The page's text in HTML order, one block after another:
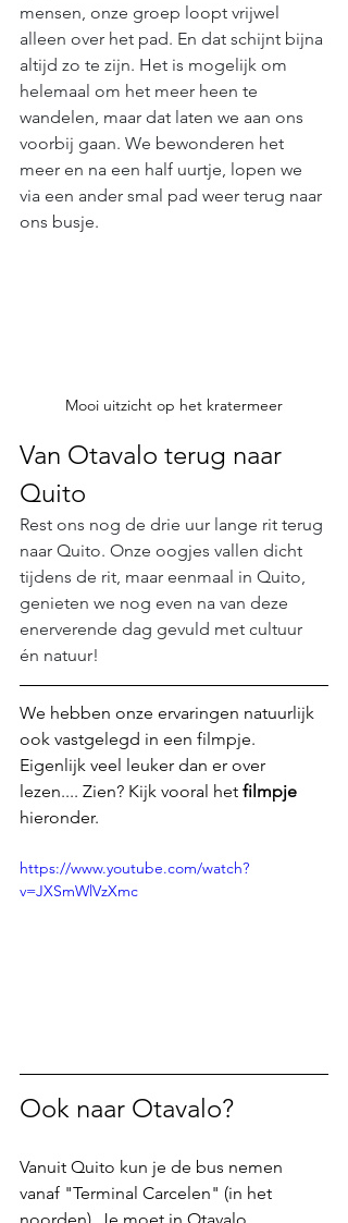
mensen, onze groep loopt vrijwel
alleen over het pad. En dat schijnt bijna
altijd zo te zijn. Het is mogelijk om
helemaal om het meer heen te
wandelen, maar dat laten we aan ons
voorbij gaan. We bewonderen het
meer en na een half uurtje, lopen we
via een ander smal pad weer terug naar
ons busje.
Mooi uitzicht op het kratermeer
Van Otavalo terug naar
Quito
Rest ons nog de drie uur lange rit terug
naar Quito. Onze oogjes vallen dicht
tijdens de rit, maar eenmaal in Quito,
genieten we nog even na van deze
enerverende dag gevuld met cultuur
én natuur!
We hebben onze ervaringen natuurlijk
ook vastgelegd in een filmpje.
Eigenlijk veel leuker dan er over
lezen.... Zien? Kijk vooral het filmpje
hieronder.
https://www.youtube.com/watch?
v=JXSmWlVzXmc
Ook naar Otavalo?
Vanuit Quito kun je de bus nemen
vanaf "Terminal Carcelen" (in het
noorden). Je moet in Otavalo